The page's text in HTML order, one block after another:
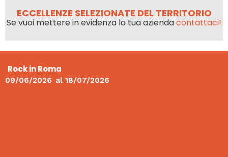
ECCELLENZE SELEZIONATE DEL TERRITORIO
Se vuoi mettere in evidenza la tua aziendacontattaci!
Rock in Roma
09/06/2026 al 18/07/2026